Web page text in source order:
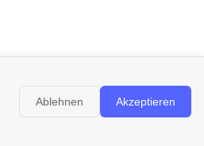
Ablehnen Akzeptieren